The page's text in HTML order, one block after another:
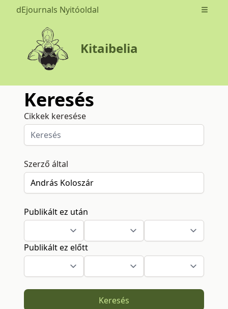
dEjournals Nyitóoldal Open
Kitaibelia
Keresés
Cikkek keresése
Szerző által
Publikált ez után
Publikált ez előtt
Keresés